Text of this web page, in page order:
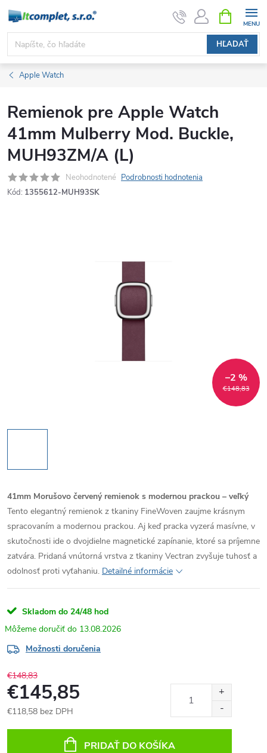
Prejsť
obsah
HĽADAŤ
KOŠÍK
Apple Watch
Remienok pre Apple Watch
41mm Mulberry Mod. Buckle,
MUH93ZM/A (L)
Neohodnotené Podrobnosti hodnotenia
Kód: 1355612-MUH93SK
€148,83
–2 %
41mm Morušovo červený remienok s modernou prackou – veľký
Tento elegantný remienok z tkaniny FineWoven zaujme krásnym
spracovaním a modernou prackou. Aj keď pracka vyzerá masívne, v
skutočnosti ide o dvojdielne magnetické zapínanie, ktoré sa príjemne
zatvára. Pridaná vnútorná vrstva z tkaniny Vectran zvyšuje tuhosť a
odolnosť proti vyťahaniu. Detailné informácie
Skladom do 24/48 hod
13.08.2026
Možnosti doručenia
€148,83
€145,85
€118,58 bez DPH
PRIDAŤ DO KOŠÍKA